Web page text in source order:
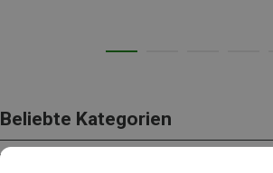
Beliebte Kategorien